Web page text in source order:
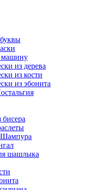
машину
из дерева
из кости
из эбонита
бисера
шашлыка